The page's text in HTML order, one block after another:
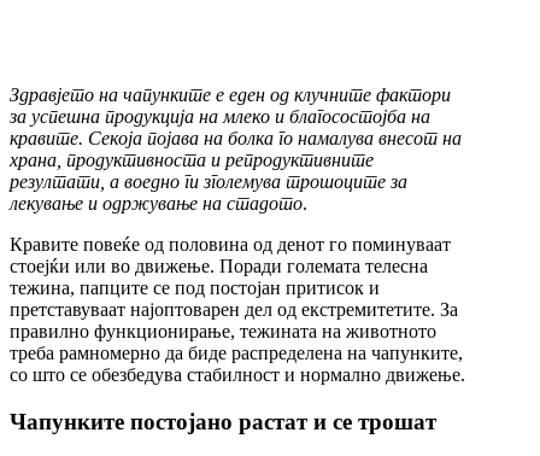
Здравјето на чапунките е еден од клучните фактори
за успешна продукција на млеко и благосостојба на
кравите. Секоја појава на болка го намалува внесот на
храна, продуктивноста и репродуктивните
резултати, а воедно ги зголемува трошоците за
лекување и одржување на стадото.
Кравите повеќе од половина од денот го поминуваат
стоејќи или во движење. Поради големата телесна
тежина, папците се под постојан притисок и
претставуваат најоптоварен дел од екстремитетите. За
правилно функционирање, тежината на животното
треба рамномерно да биде распределена на чапунките,
со што се обезбедува стабилност и нормално движење.
Чапунките постојано растат и се трошат